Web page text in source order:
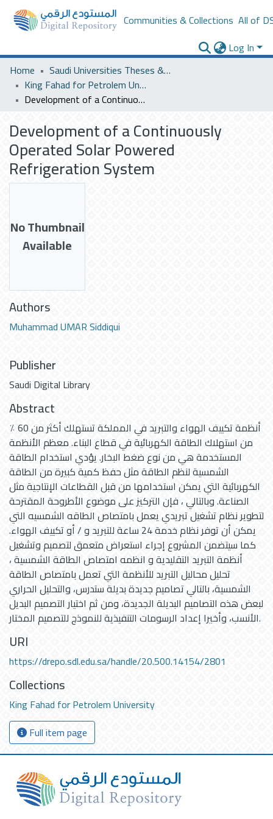
Communities & Collections All of
Log In
Home
Saudi Universities Theses & Dissertations
King Fahad for Petrolem University
Development of a Continuously Operated Solar Powered Refrigeration System
Development of a Continuously
Operated Solar Powered
Refrigeration System
No Thumbnail
Available
Authors
Muhammad UMAR Siddiqui
Publisher
Saudi Digital Library
Abstract
أنظمة تكييف الهواء والتبريد في المملكة تستهلك أكثر من 60 ٪
من استهلاك الطاقة الكهربائية في قطاع البناء. معظم الأنظمة
المستخدمة هي من نوع ضغط البخار. يؤدي استخدام الطاقة
الشمسية لنظم الطاقة مثل حفظ كمية كبيرة من الطاقة
الكهربائية التي يمكن استخدامها من قبل القطاعات الإنتاجية مثل
الصناعة. وبالتالي ، فإن التركيز على موضوع الأطروحة المقترحة
لتطوير نظام تشغيل تبريدي يعمل بامتصاص الطاقه الشمسيه التي
يمكن أن توفر نظام خدمة 24 ساعة للتبريد و / أو تكييف الهواء.
كما سيتضمن المشروع إجراء استعراض متعمق لتصميم وتشغيل
أنظمة التبريد التقليدية و انظمه امتصاص الطاقة الشمسية ،
تحليل محاليل التبريد للأنظمة التي تعمل بامتصاص الطاقة
الشمسية، بالتالي تصاميم جديدة بديلة ستدرس، والتحليل الحراري
لبعض هذه التصاميم البديلة الجديدة، ومن ثم اختيار التصميم البديل
الأنسب، وأخيرا إعداد الرسومات التنفيذية للنموذج للتصميم المختار.
URI
https://drepo.sdl.edu.sa/handle/20.500.14154/2801
Collections
King Fahad for Petrolem University
Full item page